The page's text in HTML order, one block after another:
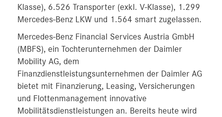
Klasse), 6.526 Transporter (exkl. V-Klasse), 1.299
Mercedes-Benz LKW und 1.564 smart zugelassen.
Mercedes-Benz Financial Services Austria GmbH
(MBFS), ein Tochterunternehmen der Daimler
Mobility AG, dem
Finanzdienstleistungsunternehmen der Daimler AG
bietet mit Finanzierung, Leasing, Versicherungen
und Flottenmanagement innovative
Mobilitätsdienstleistungen an. Bereits heute wird